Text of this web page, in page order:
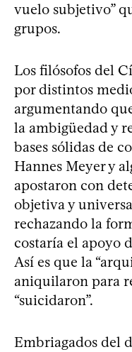
vuelo subjetivo”
grupos.
Los filósofos del
por distintos
argumentando
la ambigüedad y
bases sólidas de
Hannes Meyer y
apostaron con
objetiva y
rechazando la
costaría el apoyo
Así es que la
aniquilaron para
“suicidaron”.
Embriagados del